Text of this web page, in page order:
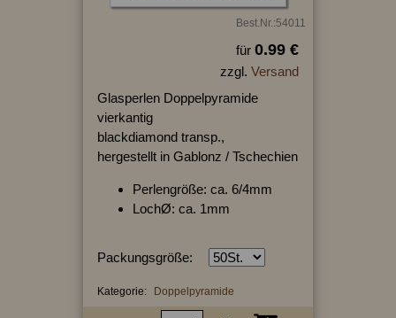
Best.Nr.:54011
für 0.99 €
zzgl. Versand
Glasperlen Doppelpyramide
vierkantig
blackdiamond transp.,
hergestellt in Gablonz / Tschechien
Perlengröße: ca. 6/4mm
LochØ: ca. 1mm
Packungsgröße:
Kategorie: Doppelpyramide